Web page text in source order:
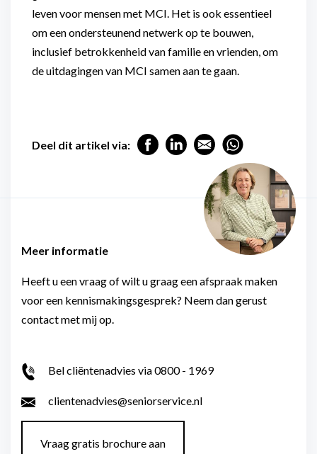
leven voor mensen met MCI. Het is ook essentieel
om een ondersteunend netwerk op te bouwen,
inclusief betrokkenheid van familie en vrienden, om
de uitdagingen van MCI samen aan te gaan.
Deel dit artikel via:
Meer informatie
Heeft u een vraag of wilt u graag een afspraak maken
voor een kennismakingsgesprek? Neem dan gerust
contact met mij op.
Bel cliëntenadvies via 0800 - 1969
clientenadvies@seniorservice.nl
Vraag gratis brochure aan